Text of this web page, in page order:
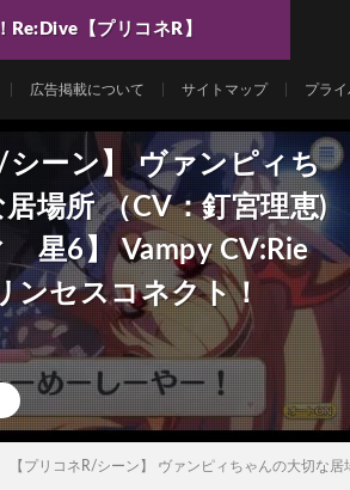
Re:Dive【プリコネR】
広告掲載について サイトマップ プラ
シーン】 ヴァンピィち
場所 （CV：釘宮理恵)
星6】 Vampy CV:Rie
ンセスコネクト！
【プリコネR/シーン】 ヴァンピィちゃんの大切な